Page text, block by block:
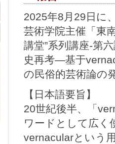
2025年8月29日に
芸術学院主催「東
講堂”系列講座-第
史再考―基于
の民俗的芸術論の
【日本語要旨】
20世紀後半、「
ワードとして広く
vernacularという